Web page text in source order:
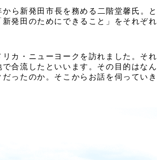
ら新発田市長を務める二階堂馨氏。と
発田のためにできること」をそれぞれ
カ・ニューヨークを訪れました。それ
合流したといいます。その目的はなん
ったのか。そこからお話を伺っていき